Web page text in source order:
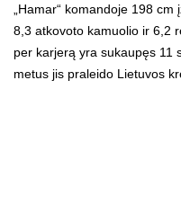
„Hamar“ komandoje 198
8,3 atkovoto kamuolio ir 6,2
per karjerą yra sukaupęs 11
metus jis praleido Lietuvos